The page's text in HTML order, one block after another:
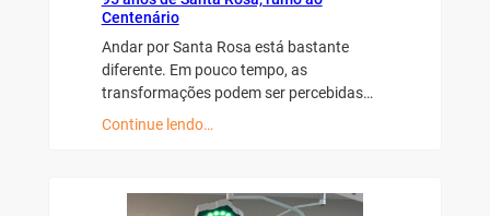
Centenário
Andar por Santa Rosa está bastante
diferente. Em pouco tempo, as
transformações podem ser percebidas…
Continue lendo…